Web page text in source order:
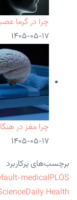
چرا در گرما
۱۴۰۵-۰۵-۱۷
چرا مغز در
۱۴۰۵-۰۵-۱۷
برچسب‌های پرکاربرد
medicalPLOS
Health